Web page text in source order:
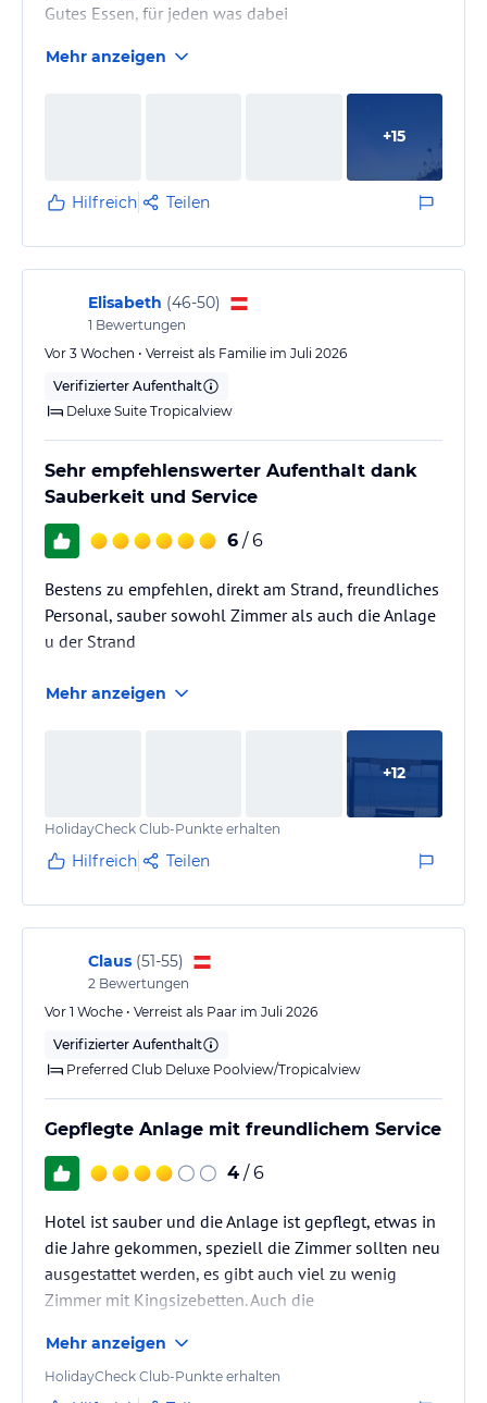
Gutes Essen, für jeden was dabei
Mehr anzeigen
+15
Hilfreich Teilen
Elisabeth (46-50)
1 Bewertungen
Vor 3 Wochen • Verreist als Familie im Juli 2026
Verifizierter Aufenthalt
Deluxe Suite Tropicalview
Sehr empfehlenswerter Aufenthalt dank
Sauberkeit und Service
6 / 6
Bestens zu empfehlen, direkt am Strand, freundliches
Personal, sauber sowohl Zimmer als auch die Anlage
u der Strand
Mehr anzeigen
+12
HolidayCheck Club-Punkte erhalten
Hilfreich Teilen
Claus (51-55)
2 Bewertungen
Vor 1 Woche • Verreist als Paar im Juli 2026
Verifizierter Aufenthalt
Preferred Club Deluxe Poolview/Tropicalview
Gepflegte Anlage mit freundlichem Service
4 / 6
Hotel ist sauber und die Anlage ist gepflegt, etwas in
die Jahre gekommen, speziell die Zimmer sollten neu
ausgestattet werden, es gibt auch viel zu wenig
Zimmer mit Kingsizebetten. Auch die
Standard umgestellt werden ( trotz Adapter
funktionierte leider unser mitgebrachter Haartrockner
Mehr anzeigen
HolidayCheck Club-Punkte erhalten